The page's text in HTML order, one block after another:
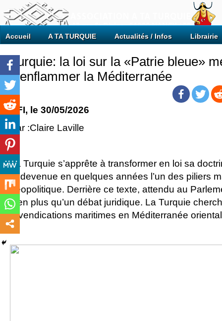
Accueil A TA TURQUIE Actualités / Infos Librairie
Turquie: la loi sur la «Patrie bleue»
d’enflammer la Méditerranée
RFI, le 30/05/2026
Par :Claire Laville
La Turquie s’apprête à transformer en loi sa
», devenue en quelques années l’un des piliers
géopolitique. Derrière ce texte, attendu au
bien plus qu’un débat juridique. La Turquie
revendications maritimes en Méditerranée